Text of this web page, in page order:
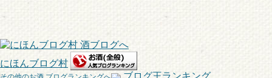
にほんブログ村
ブログ王ランキング